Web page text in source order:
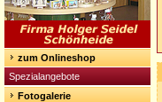
zum Onlineshop
Spezialangebote
Fotogalerie